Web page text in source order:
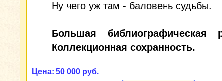
Ну чего уж там - баловень судьбы.
Большая библиографическая
Коллекционная сохранность.
Цена: 50 000 руб.